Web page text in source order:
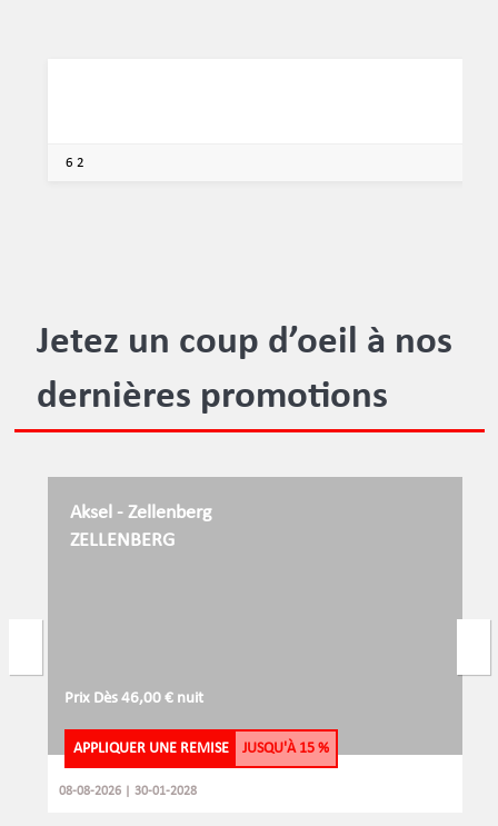
6 2
Jetez un coup d’oeil à nos
dernières promotions
Aksel - Zellenberg
ZELLENBERG
Prix Dès 46,00 € nuit
08-08-2026 | 30-01-2028
APPLIQUER UNE REMISE JUSQU'À 15 %